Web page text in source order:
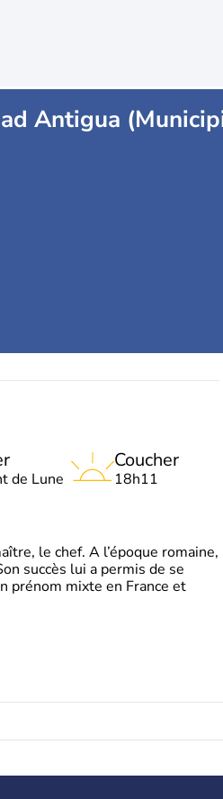
Antigua
de Lune
Coucher
18h11
le chef. A l’époque romaine,
succès lui a permis de se
prénom mixte en France et